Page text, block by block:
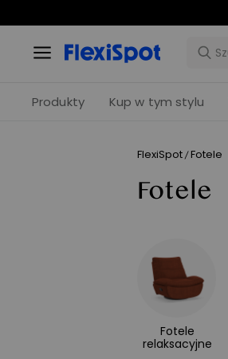
Produkty Kup w tym stylu
FlexiSpot /Fotele
Fotele
Fotele
relaksacyjne